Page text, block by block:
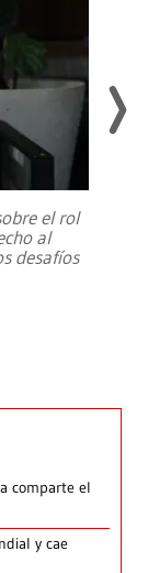
el rol
al
desafíos
comparte el
y cae